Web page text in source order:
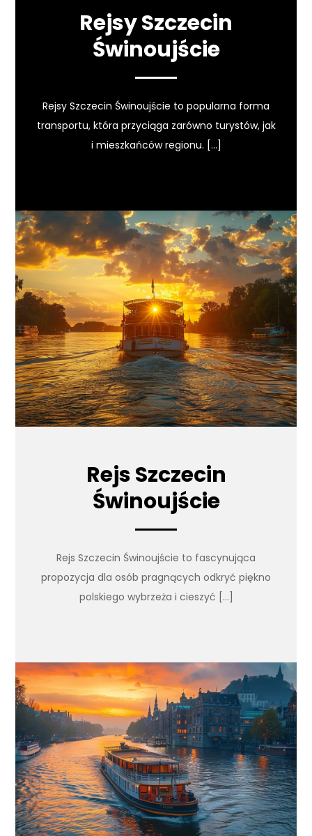
Rejsy Szczecin
Świnoujście
Rejsy Szczecin Świnoujście to popularna forma
transportu, która przyciąga zarówno turystów, jak
i mieszkańców regionu. […]
Rejs Szczecin
Świnoujście
Rejs Szczecin Świnoujście to fascynująca
propozycja dla osób pragnących odkryć piękno
polskiego wybrzeża i cieszyć […]